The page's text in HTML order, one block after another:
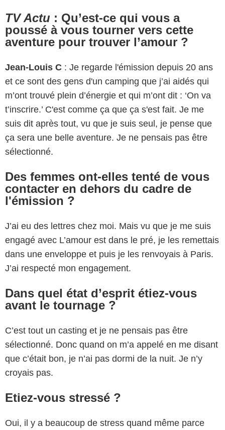
TV Actu : Qu’est-ce qui vous a
poussé à vous tourner vers cette
aventure pour trouver l’amour ?
Jean-Louis C : Je regarde l'émission depuis 20 ans
et ce sont des gens d'un camping que j’ai aidés qui
m’ont trouvé plein d’énergie et qui m’ont dit : ‘On va
t’inscrire.’ C'est comme ça que ça s'est fait. Je me
suis dit après tout, vu que je suis seul, je pense que
ça sera une belle aventure. Je ne pensais pas être
sélectionné.
Des femmes ont-elles tenté de vous
contacter en dehors du cadre de
l'émission ?
J’ai eu des lettres chez moi. Mais vu que je me suis
engagé avec L’amour est dans le pré, je les remettais
dans une enveloppe et puis je les renvoyais à Paris.
J’ai respecté mon engagement.
Dans quel état d’esprit étiez-vous
avant le tournage ?
C’est tout un casting et je ne pensais pas être
sélectionné. Donc quand on m’a appelé en me disant
que c’était bon, je n’ai pas dormi de la nuit. Je n’y
croyais pas.
Etiez-vous stressé ?
Oui, il y a beaucoup de stress quand même parce